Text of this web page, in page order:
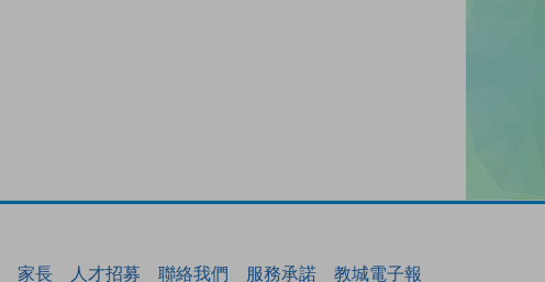
家長 人才招募 聯絡我們 服務承諾 教城電子報